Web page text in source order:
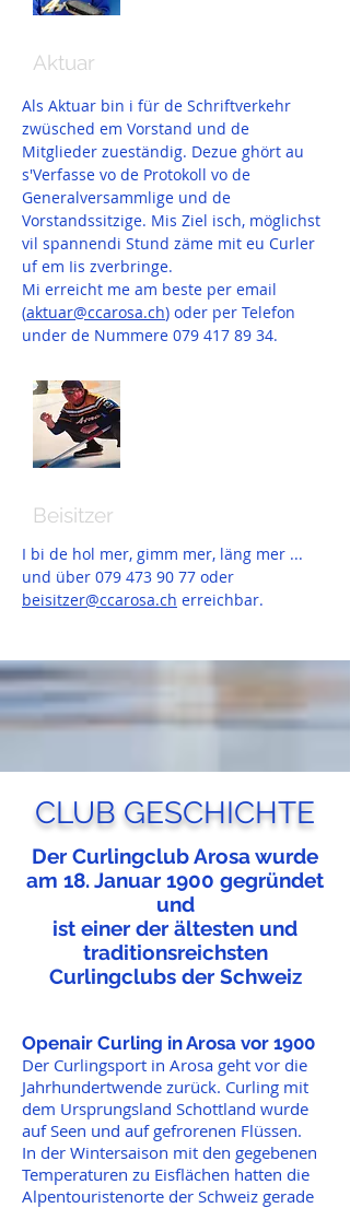
Aktuar
Als Aktuar bin i für de Schriftverkehr
zwüsched em Vorstand und de
Mitglieder zueständig. Dezue ghört au
s'Verfasse vo de Protokoll vo de
Generalversammlige und de
Vorstandssitzige. Mis Ziel isch, möglichst
vil spannendi Stund zäme mit eu Curler
uf em Iis zverbringe.
Mi erreicht me am beste per email
(aktuar@ccarosa.ch) oder per Telefon
under de Nummere 079 417 89 34.
Beisitzer
I bi de hol mer, gimm mer, läng mer ...
und über 079 473 90 77 oder
beisitzer@ccarosa.ch erreichbar.
CLUB GESCHICHTE
Der Curlingclub Arosa wurde
am 18. Januar 1900 gegründet
und
ist einer der ältesten und
traditionsreichsten
Curlingclubs der Schweiz
Openair Curling in Arosa vor 1900
Der Curlingsport in Arosa geht vor die
Jahrhundertwende zurück. Curling mit
dem Ursprungsland Schottland wurde
auf Seen und auf gefrorenen Flüssen.
In der Wintersaison mit den gegebenen
Temperaturen zu Eisflächen hatten die
Alpentouristenorte der Schweiz gerade